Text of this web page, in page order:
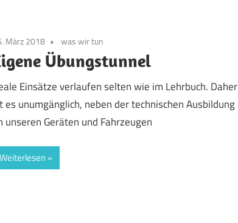
März 2018 was wir tun
Übungstunnel
Einsätze verlaufen selten wie im Lehrbuch. Daher
es unumgänglich, neben der technischen Ausbildung
unseren Geräten und Fahrzeugen
Weiterlesen